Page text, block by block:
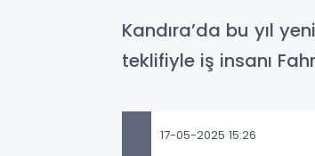
Kandıra’da bu yıl
teklifiyle iş insanı
17-05-2025 15:26